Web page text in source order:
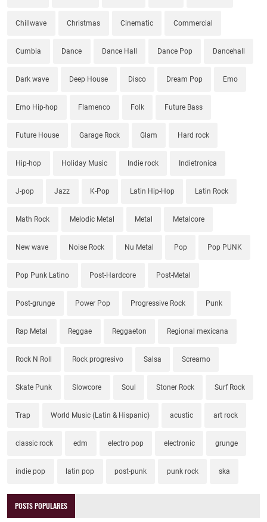
Chillwave Christmas Cinematic Commercial
Cumbia Dance Dance Hall Dance Pop Dancehall
Dark wave Deep House Disco Dream Pop Emo
Emo Hip-hop Flamenco Folk Future Bass
Future House Garage Rock Glam Hard rock
Hip-hop Holiday Music Indie rock Indietronica
J-pop Jazz K-Pop Latin Hip-Hop Latin Rock
Math Rock Melodic Metal Metal Metalcore
New wave Noise Rock Nu Metal Pop Pop PUNK
Pop Punk Latino Post-Hardcore Post-Metal
Post-grunge Power Pop Progressive Rock Punk
Rap Metal Reggae Reggaeton Regional mexicana
Rock N Roll Rock progresivo Salsa Screamo
Skate Punk Slowcore Soul Stoner Rock Surf Rock
Trap World Music (Latin & Hispanic) acustic art rock
classic rock edm electro pop electronic grunge
indie pop latin pop post-punk punk rock ska
POSTS POPULARES